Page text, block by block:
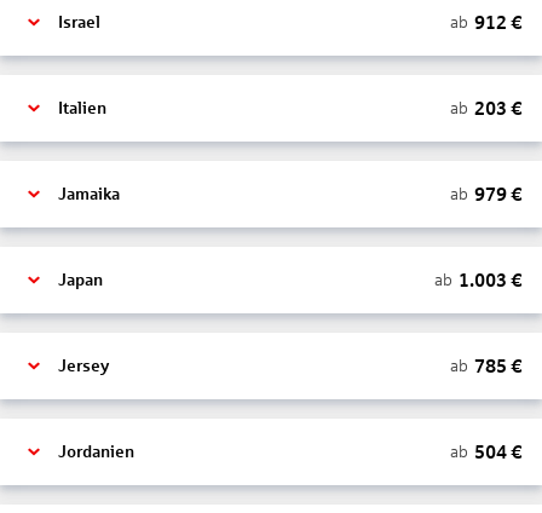
Israel ab 912 €
Italien ab 203 €
Jamaika ab 979€
Japan ab 1.003 €
Jersey ab 785 €
Jordanien ab 504€